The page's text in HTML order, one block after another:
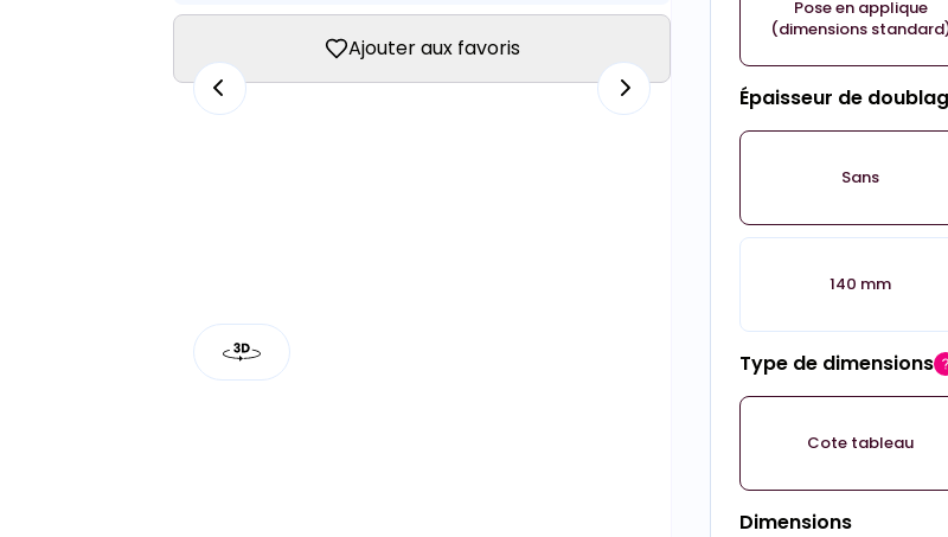
Ajouter aux favoris
Pose en applique
(dimensions
Épaisseur de
Sans
140 mm
Type de dimensions
Cote tableau
Dimensions